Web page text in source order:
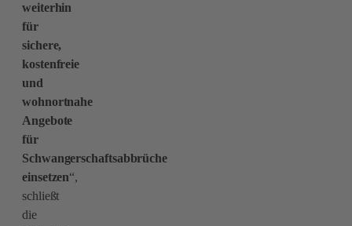
weiterhin
für
sichere,
kostenfreie
und
wohnortnahe
Angebote
für
Schwangerschaftsabbrüche
einsetzen“,
schließt
die